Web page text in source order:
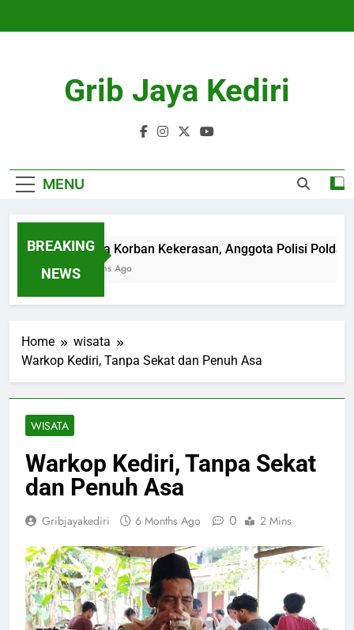
Grib Jaya Kediri
MENU
BREAKING
NEWS
Diduga Korban Kekerasan, Anggota Polisi Polda
4 Months Ago
Home
wisata
Warkop Kediri, Tanpa Sekat dan Penuh Asa
WISATA
Warkop Kediri, Tanpa Sekat
dan Penuh Asa
Gribjayakediri 6 Months Ago 0 2 Mins